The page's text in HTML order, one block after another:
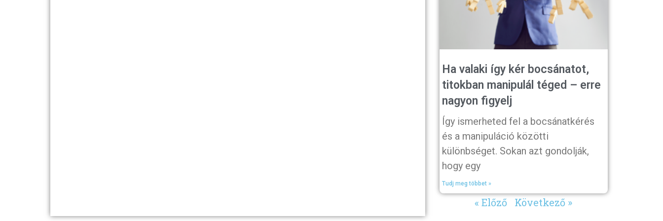
Ha valaki így kér bocsánatot,
titokban manipulál téged – erre
nagyon figyelj
Így ismerheted fel a bocsánatkérés
és a manipuláció közötti
különbséget. Sokan azt gondolják,
hogy egy
Tudj meg többet »
« Előző Következő »